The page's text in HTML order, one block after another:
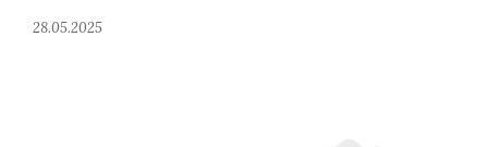
28.05.2025